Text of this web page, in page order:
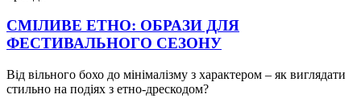
СМІЛИВЕ ЕТНО: ОБРАЗИ ДЛЯ
ФЕСТИВАЛЬНОГО СЕЗОНУ
Від вільного бохо до мінімалізму з характером – як виглядати
стильно на подіях з етно-дрескодом?